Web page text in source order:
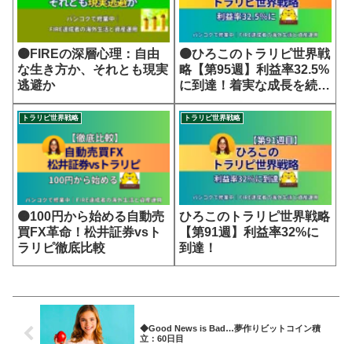
🟠FIREの深層心理：自由
な生き方か、それとも現実
逃避か
🟠ひろこのトラリピ世界戦
略【第95週】利益率32.5%
に到達！着実な成長を続け
る世界戦略
トラリピ世界戦略
🟠100円から始める自動売
買FX革命！松井証券vsト
ラリピ徹底比較
トラリピ世界戦略
ひろこのトラリピ世界戦略
【第91週】利益率32%に
到達！
◆Good News is Bad…夢作りビットコイン積
立：60日目